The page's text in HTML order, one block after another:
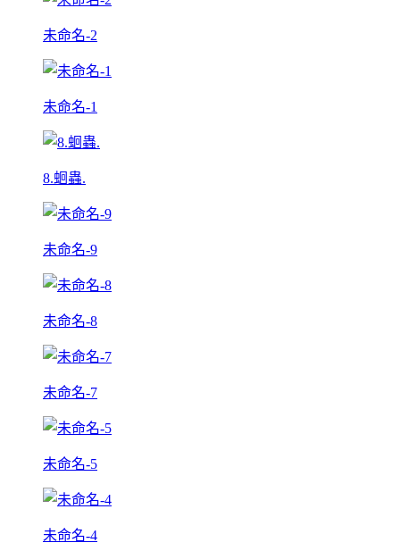
未命名-2
未命名-1
8.蛔蟲.
未命名-9
未命名-8
未命名-7
未命名-5
未命名-4